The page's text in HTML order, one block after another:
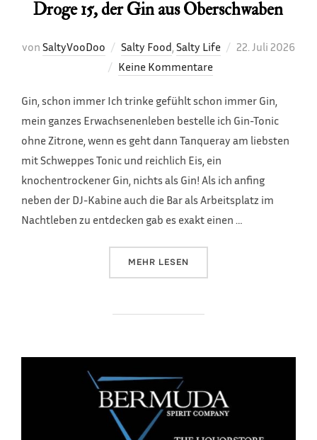
Droge 15, der Gin aus Oberschwaben
von SaltyVooDoo Salty Food Salty Life
Veröffentlicht
22. Juli 2026
Keine Kommentare
Gin, schon immer Ich trinke gefühlt schon immer Gin,
mein ganzes Erwachsenenleben bestelle ich Gin-Tonic
ohne Zitrone, wenn es geht dann Tanqueray am liebsten
mit Schweppes Tonic und reichlich Eis, ein
knochentrockener Gin, nichts als Gin! Als ich anfing
neben der DJ-Kabine auch die Bar als Arbeitsplatz im
Nachtleben zu entdecken gab es exakt einen …
MEHR ÜBER „DROGE 15, DER GIN AUS
LESEN